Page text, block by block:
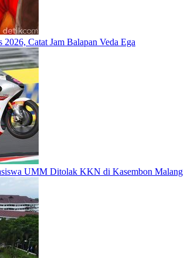
Catat Jam Balapan Veda Ega
UMM Ditolak KKN di Kasembon Malang